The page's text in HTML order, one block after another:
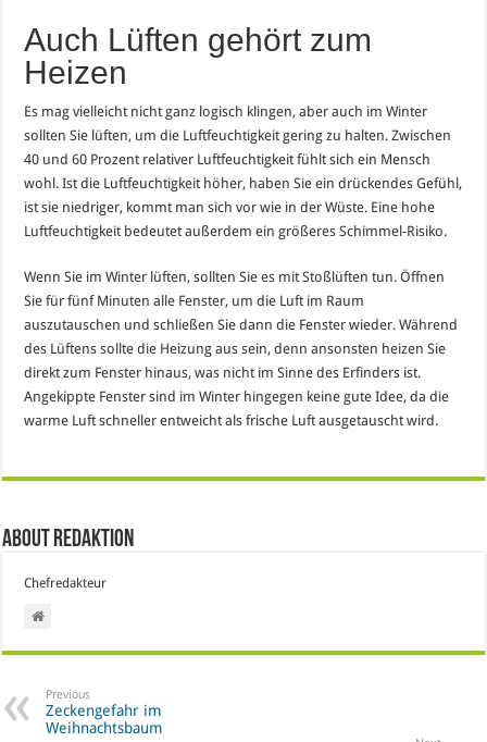
Auch Lüften gehört zum
Heizen
Es mag vielleicht nicht ganz logisch klingen, aber auch im Winter
sollten Sie lüften, um die Luftfeuchtigkeit gering zu halten. Zwischen
40 und 60 Prozent relativer Luftfeuchtigkeit fühlt sich ein Mensch
wohl. Ist die Luftfeuchtigkeit höher, haben Sie ein drückendes Gefühl,
ist sie niedriger, kommt man sich vor wie in der Wüste. Eine hohe
Luftfeuchtigkeit bedeutet außerdem ein größeres Schimmel-Risiko.
Wenn Sie im Winter lüften, sollten Sie es mit Stoßlüften tun. Öffnen
Sie für fünf Minuten alle Fenster, um die Luft im Raum
auszutauschen und schließen Sie dann die Fenster wieder. Während
des Lüftens sollte die Heizung aus sein, denn ansonsten heizen Sie
direkt zum Fenster hinaus, was nicht im Sinne des Erfinders ist.
Angekippte Fenster sind im Winter hingegen keine gute Idee, da die
warme Luft schneller entweicht als frische Luft ausgetauscht wird.
About Redaktion
Chefredakteur
Previous
Zeckengefahr im
Weihnachtsbaum